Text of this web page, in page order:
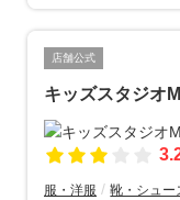
店舗公式
キッズスタジオ
服・洋服 靴・シュー